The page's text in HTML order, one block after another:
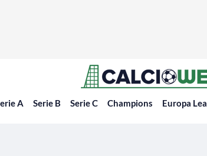
A Serie B Serie C Champions Europa